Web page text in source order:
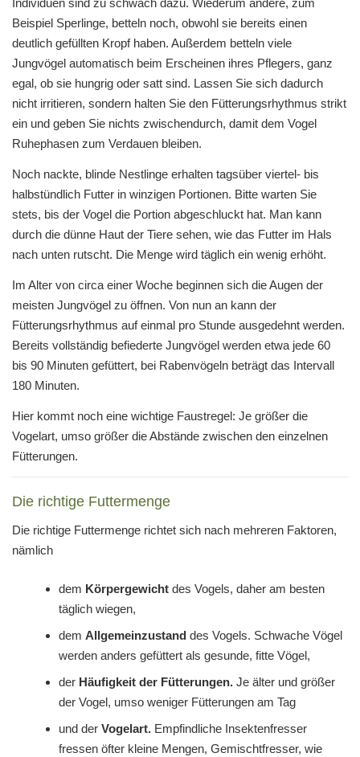
Beispiel Sperlinge, betteln noch, obwohl sie bereits einen
deutlich gefüllten Kropf haben. Außerdem betteln viele
Jungvögel automatisch beim Erscheinen ihres Pflegers, ganz
egal, ob sie hungrig oder satt sind. Lassen Sie sich dadurch
nicht irritieren, sondern halten Sie den Fütterungsrhythmus strikt
ein und geben Sie nichts zwischendurch, damit dem Vogel
Ruhephasen zum Verdauen bleiben.
Noch nackte, blinde Nestlinge erhalten tagsüber viertel- bis
halbstündlich Futter in winzigen Portionen. Bitte warten Sie
stets, bis der Vogel die Portion abgeschluckt hat. Man kann
durch die dünne Haut der Tiere sehen, wie das Futter im Hals
nach unten rutscht. Die Menge wird täglich ein wenig erhöht.
Im Alter von circa einer Woche beginnen sich die Augen der
meisten Jungvögel zu öffnen. Von nun an kann der
Fütterungsrhythmus auf einmal pro Stunde ausgedehnt werden.
Bereits vollständig befiederte Jungvögel werden etwa jede 60
bis 90 Minuten gefüttert, bei Rabenvögeln beträgt das Intervall
180 Minuten.
Hier kommt noch eine wichtige Faustregel: Je größer die
Vogelart, umso größer die Abstände zwischen den einzelnen
Fütterungen.
Die richtige Futtermenge
Die richtige Futtermenge richtet sich nach mehreren Faktoren,
nämlich
dem Körpergewichtdes Vogels, daher am besten
täglich wiegen,
dem Allgemeinzustanddes Vogels. Schwache Vögel
werden anders gefüttert als gesunde, fitte Vögel,
der Häufigkeit der Fütterungen.Je älter und größer
der Vogel, umso weniger Fütterungen am Tag
und der Vogelart.Empfindliche Insektenfresser
fressen öfter kleine Mengen, Gemischtfresser, wie